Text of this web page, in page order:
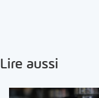
Lire aussi